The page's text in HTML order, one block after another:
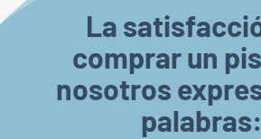
La
comprar un
nosotros
palabras: